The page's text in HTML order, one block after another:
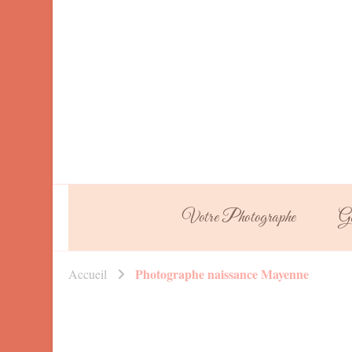
Votre Photographe
Accueil Photographe naissance Mayenne